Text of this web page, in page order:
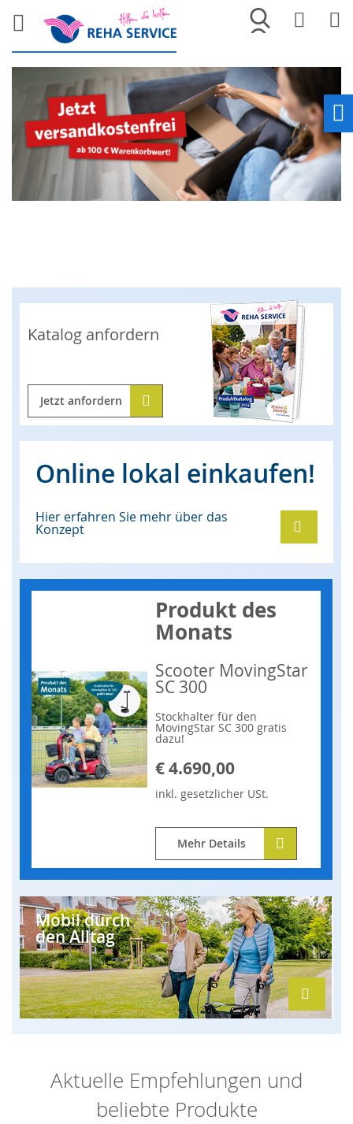
Merkliste
Katalog anfordern
Jetzt anfordern
Online lokal einkaufen!
Hier erfahren Sie mehr über das
Konzept
Produkt des
Monats
Scooter MovingStar
SC 300
Stockhalter für den
MovingStar SC 300 gratis
dazu!
€ 4.690,00
inkl. gesetzlicherUSt.
Mehr Details
Mobil durch
den Alltag
Aktuelle Empfehlungen und
beliebte Produkte